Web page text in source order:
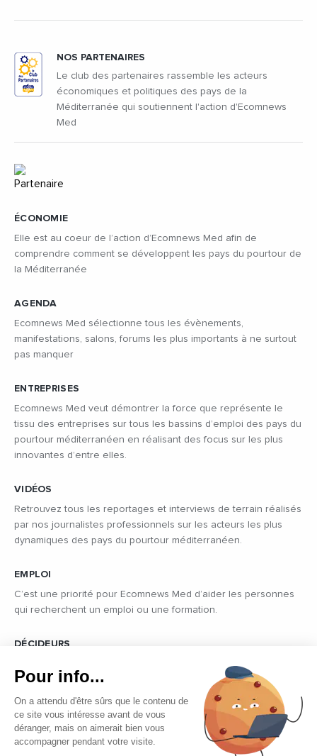
ÉCONOMIE
Elle est au coeur de l’action d’Ecomnews Med afin de
comprendre comment se développent les pays du pourtour de
la Méditerranée
AGENDA
Ecomnews Med sélectionne tous les évènements,
manifestations, salons, forums les plus importants à ne surtout
pas manquer
ENTREPRISES
Ecomnews Med veut démontrer la force que représente le
tissu des entreprises sur tous les bassins d’emploi des pays du
pourtour méditerranéen en réalisant des focus sur les plus
innovantes d’entre elles.
VIDÉOS
Retrouvez tous les reportages et interviews de terrain réalisés
par nos journalistes professionnels sur les acteurs les plus
dynamiques des pays du pourtour méditerranéen.
EMPLOI
C’est une priorité pour Ecomnews Med d’aider les personnes
qui recherchent un emploi ou une formation.
DÉCIDEURS
Quels sont les décideurs qui font l’actualité économique et
politique des pays du pourtour de la Méditerranée.
NOS PARTENAIRES
Le club des partenaires rassemble les acteurs
économiques et politiques des pays de la
Méditerranée qui soutiennent l'action d'Ecomnews
Med
Pour info...
On a attendu d'être sûrs que le contenu de
ce site vous intéresse avant de vous
déranger, mais on aimerait bien vous
accompagner pendant votre visite.